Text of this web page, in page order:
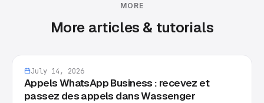
MORE
More articles & tutorials
July 14, 2026
Appels WhatsApp Business : recevez et
passez des appels dans Wassenger